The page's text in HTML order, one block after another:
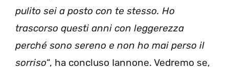
pulito sei a posto con te stesso. Ho
trascorso questi anni con leggerezza
perché sono sereno e non ho mai perso il
sorriso“, ha concluso Iannone. Vedremo se,